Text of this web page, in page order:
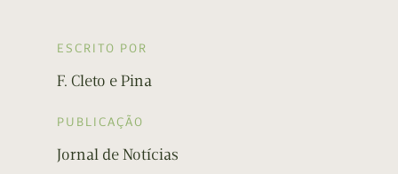
ESCRITO POR
F. Cleto e Pina
PUBLICAÇÃO
Jornal de Notícias